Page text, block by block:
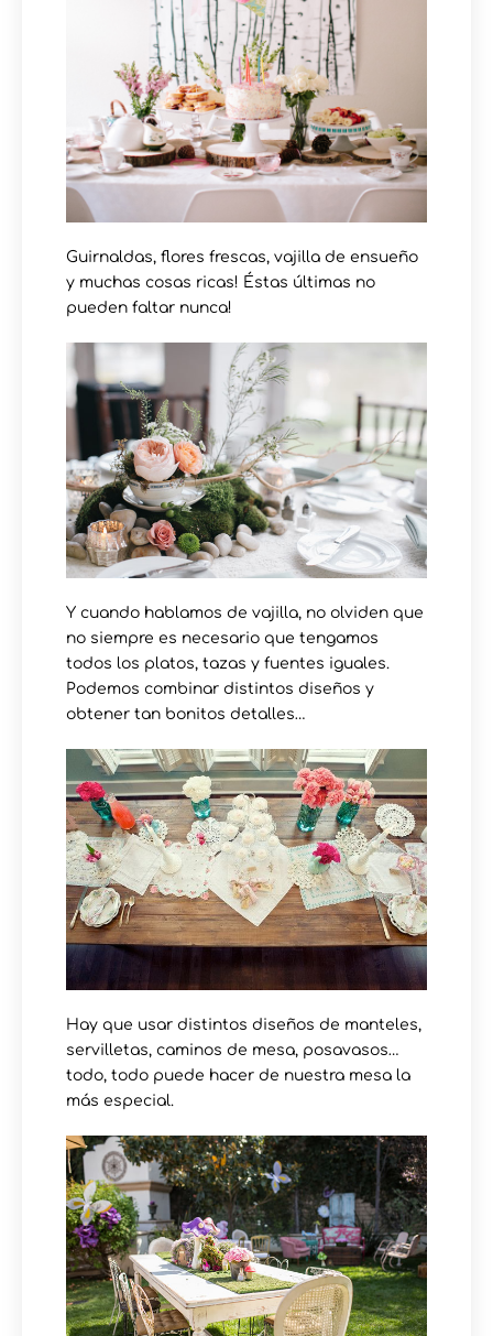
Guirnaldas, flores frescas, vajilla de ensueño
y muchas cosas ricas! Éstas últimas no
pueden faltar nunca!
Y cuando hablamos de vajilla, no olviden que
no siempre es necesario que tengamos
todos los platos, tazas y fuentes iguales.
Podemos combinar distintos diseños y
obtener tan bonitos detalles…
Hay que usar distintos diseños de manteles,
servilletas, caminos de mesa, posavasos…
todo, todo puede hacer de nuestra mesa la
más especial.